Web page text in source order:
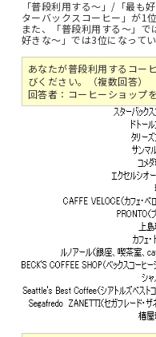
「普段利用する～」/「最も
ターバックスコーヒー」が1位
また、「普段利用する～」
好きな～」では3位になってい
あなたが普段利用するコー
びください。（複数回答）
回答者：コーヒーショッ